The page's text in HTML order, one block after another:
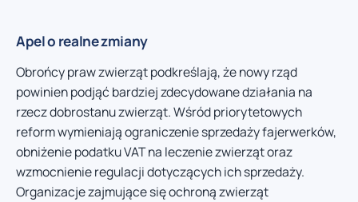
Apel o realne zmiany
Obrońcy praw zwierząt podkreślają, że nowy rząd
powinien podjąć bardziej zdecydowane działania na
rzecz dobrostanu zwierząt. Wśród priorytetowych
reform wymieniają ograniczenie sprzedaży fajerwerków,
obniżenie podatku VAT na leczenie zwierząt oraz
wzmocnienie regulacji dotyczących ich sprzedaży.
Organizacje zajmujące się ochroną zwierząt